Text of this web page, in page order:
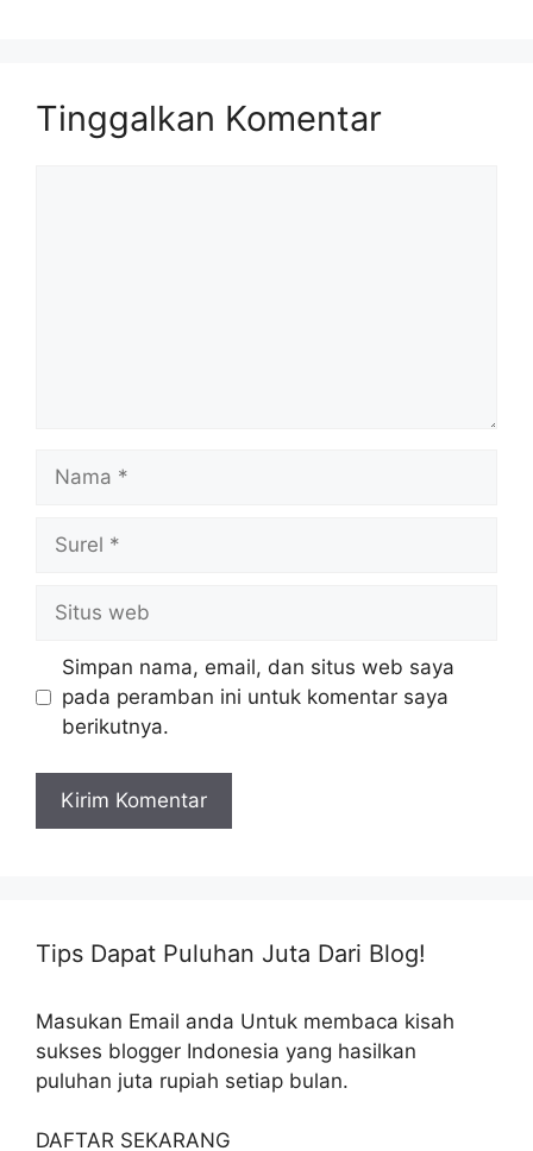
Tinggalkan Komentar
Nama
Surel
Situs
web
Simpan nama, email, dan situs web saya
pada peramban ini untuk komentar saya
berikutnya.
Tips Dapat Puluhan Juta Dari Blog!
Masukan Email anda Untuk membaca kisah
sukses blogger Indonesia yang hasilkan
puluhan juta rupiah setiap bulan.
DAFTAR SEKARANG